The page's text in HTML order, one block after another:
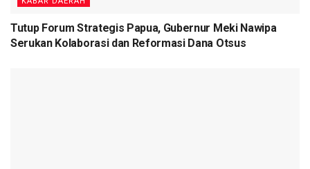
Tutup Forum Strategis Papua, Gubernur Meki Nawipa
Serukan Kolaborasi dan Reformasi Dana Otsus